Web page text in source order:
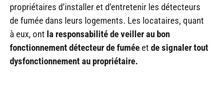
propriétaires d’installer et d’entretenir les détecteurs
de fumée dans leurs logements. Les locataires, quant
à eux, ont la responsabilité de veiller au bon
fonctionnement détecteur de fumée et de signaler tout
dysfonctionnement au propriétaire.